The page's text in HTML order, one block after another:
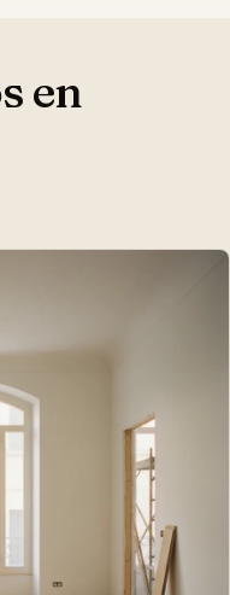
en